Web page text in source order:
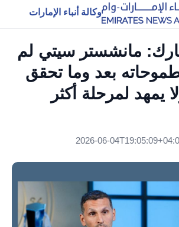
وكالة أنباء الإمارات
مانشستر سيتي لم
بعد وما تحقق
يمهد لمرحلة أكثر
2026-06-